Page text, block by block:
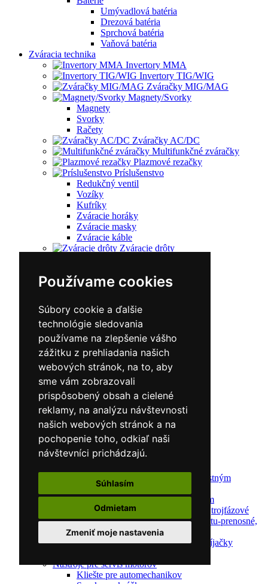
Používame cookies
Súbory cookie a ďalšie
technológie sledovania
používame na zlepšenie vášho
zážitku z prehliadania našich
webových stránok, na to, aby
sme vám zobrazovali
prispôsobený obsah a cielené
reklamy, na analýzu návštevnosti
našich webových stránok a na
pochopenie toho, odkiaľ naši
návštevníci prichádzajú.
Súhlasím
Odmietam
Zmeniť moje nastavenia
Umývadlová batéria
Drezová batéria
Sprchová batéria
Vaňová batéria
Zváracia technika
Invertory MMA
Invertory TIG/WIG
Zváračky MIG/MAG
Magnety/Svorky
Magnety
Svorky
Račety
Zváračky AC/DC
Multifunkčné zváračky
Plazmové rezačky
Príslušenstvo
Redukčný ventil
Vozíky
Kufríky
Zváracie horáky
Zváracie masky
Zváracie káble
Zváracie drôty
Ochrana pred zváraním
Predohrev / Žíhanie
Polohovacie systémy
Indukčný ohrev
Auto náradie a vybavenie servisov
Lakernícke stojany
Nabíjačky a testery
Navijaky
Navijaky ručné
Navijaky elektrické
Reťazové kladkostroje
Náradie pre uloženie brzdového systému
Nástroje pre autookná
Nabíjačky/Štartéry
Automatické nabíjačky s bezpečnostným
automatickým štartom
Nabíjačky/Štartéry s bezpečnostným
automatickým štartom-jednofázové,trojfázové
Dielenské nabíjačky s funkciou štartu-prenosné,
pojazdné
Mikroprocesorové automatické nabíjačky
Nástroje pre servis motorov
Kliešte pre automechanikov